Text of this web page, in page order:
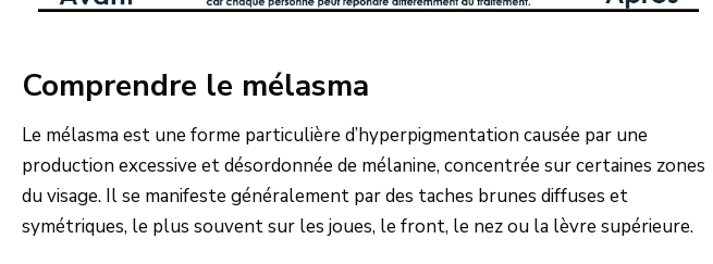
Comprendre le mélasma
Le mélasma est une forme particulière d’hyperpigmentation causée par une
production excessive et désordonnée de mélanine, concentrée sur certaines zones
du visage. Il se manifeste généralement par des taches brunes diffuses et
symétriques, le plus souvent sur les joues, le front, le nez ou la lèvre supérieure.